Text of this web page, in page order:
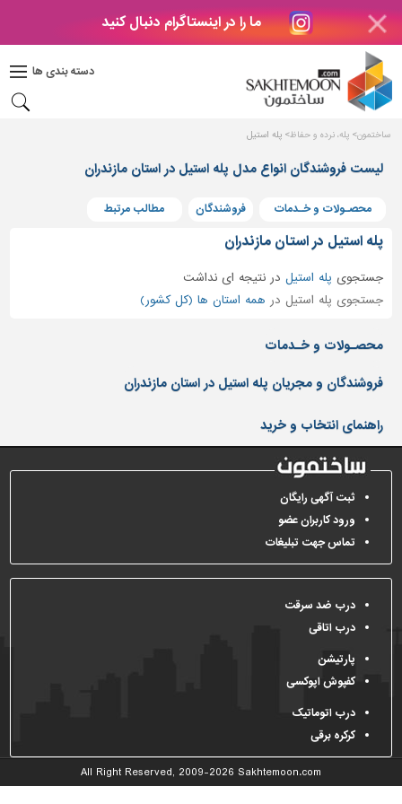
ما را در اینستاگرام دنبال کنید
دسته بندی ها
دکوراسیون
بتن
های
بتنی
و
پنجره
ساختمانی
نرده
و
حفاظ
کفپوش
و
سنگ
سرویس
بهداشتی
ابزار،یراق
و
آلات
برقی،روشنایی،ایمنی
محوطه
سازی
و
نما
ساخت
ساختمون پله، نرده و حفاظ پله استیل
لیست فروشندگان انواع مدل پله استیل در استان مازندران
محصـولات و خـدمات فروشندگان مطالب مرتبط
پله استیل در استان مازندران
جستجوی پله استیل درنتیجه ای نداشت
جستجوی پله استیل در همه استان ها (کل کشور)
محصـولات و خـدمات
فروشندگان و مجریان پله استیل در استان مازندران
راهنمای انتخاب و خرید
ثبت آگهی رایگان
ورود کاربران عضو
تماس جهت تبلیغات
درب ضد سرقت
درب اتاقی
پارتیشن
کفپوش اپوکسی
درب اتوماتیک
کرکره برقی
All Right Reserved, 2009-2026 Sakhtemoon.com